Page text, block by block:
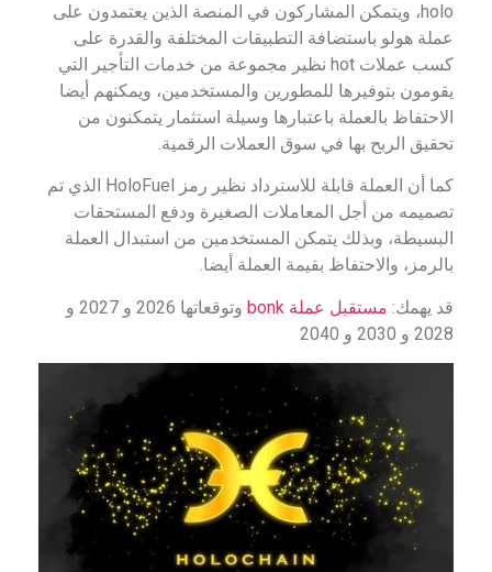
holo، ويتمكن المشاركون في المنصة الذين يعتمدون على
عملة هولو باستضافة التطبيقات المختلفة والقدرة على
كسب عملات hot نظير مجموعة من خدمات التأجير التي
يقومون بتوفيرها للمطورين والمستخدمين، ويمكنهم أيضا
الاحتفاظ بالعملة باعتبارها وسيلة استثمار يتمكنون من
تحقيق الربح بها في سوق العملات الرقمية.
كما أن العملة قابلة للاسترداد نظير رمز HoloFuel الذي تم
تصميمه من أجل المعاملات الصغيرة ودفع المستحقات
البسيطة، وبذلك يتمكن المستخدمين من استبدال العملة
بالرمز، والاحتفاظ بقيمة العملة أيضا.
قد يهمك: مستقبل عملة bonk
وتوقعاتها 2026 و 2027 و
2028 و 2030 و 2040